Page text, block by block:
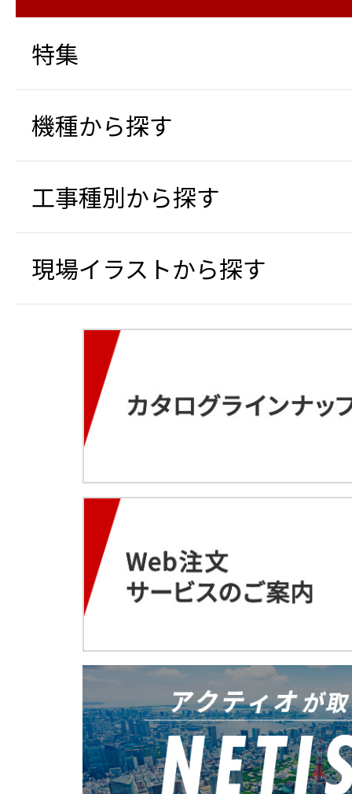
特集
機種から探す
工事種別から探す
現場イラストから探す